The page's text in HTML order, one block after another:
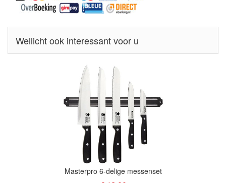
Wellicht ook interessant voor u
Masterpro 6-delige messenset